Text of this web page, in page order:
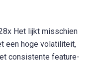
Het lijkt misschien
een hoge volatiliteit,
consistente feature-